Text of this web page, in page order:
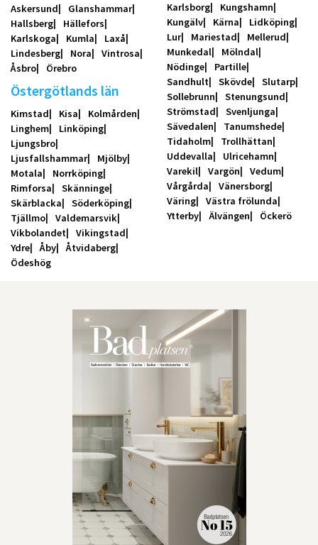
Askersund
Glanshammar
Hallsberg
Hällefors
Karlskoga
Kumla
Laxå
Lindesberg
Nora
Vintrosa
Åsbro
Örebro
Östergötlands län
Kimstad Kisa
Kolmården
Linghem
Linköping
Ljungsbro
Ljusfallshammar
Mjölby
Motala
Norrköping
Rimforsa
Skänninge
Skärblacka
Söderköping
Tjällmo
Valdemarsvik
Vikbolandet
Vikingstad
Ydre
Åby
Åtvidaberg
Ödeshög
Karlsborg
Kungshamn
Kungälv
Kärna
Lidköping
Lur
Mariestad
Mellerud
Munkedal
Mölndal
Nödinge
Partille
Sandhult
Skövde
Slutarp
Sollebrunn
Stenungsund
Strömstad
Svenljunga
Sävedalen
Tanumshede
Tidaholm
Trollhättan
Uddevalla
Ulricehamn
Varekil
Vargön
Vedum
Vårgårda
Vänersborg
Väring
Västra frölunda
Ytterby
Älvängen Öckerö